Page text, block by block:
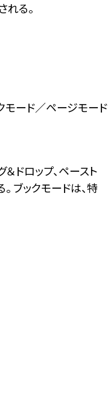
る。
モード／ページモード
ドロップ、ペースト
ブックモードは、特